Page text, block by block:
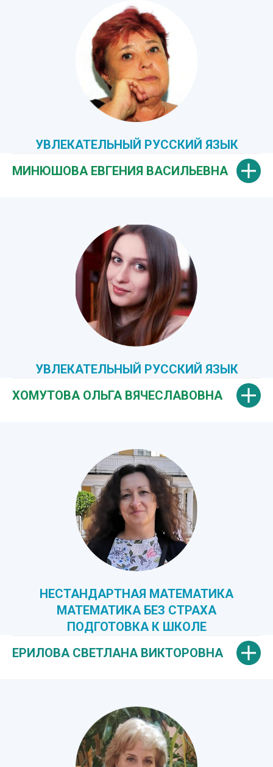
УВЛЕКАТЕЛЬНЫЙ РУССКИЙ ЯЗЫК
МИНЮШОВА ЕВГЕНИЯ ВАСИЛЬЕВНА
УВЛЕКАТЕЛЬНЫЙ РУССКИЙ ЯЗЫК
ХОМУТОВА ОЛЬГА ВЯЧЕСЛАВОВНА
НЕСТАНДАРТНАЯ МАТЕМАТИКА
МАТЕМАТИКА БЕЗ СТРАХА
ПОДГОТОВКА К ШКОЛЕ
ЕРИЛОВА СВЕТЛАНА ВИКТОРОВНА